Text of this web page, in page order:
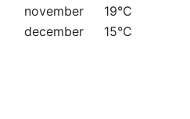
november
19°C
december
15°C